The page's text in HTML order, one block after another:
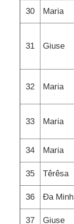
30 Maria
31 Giuse
32 Maria
33 Maria
34 Maria
35 Têrêsa
36 Đa Minh
37 Giuse